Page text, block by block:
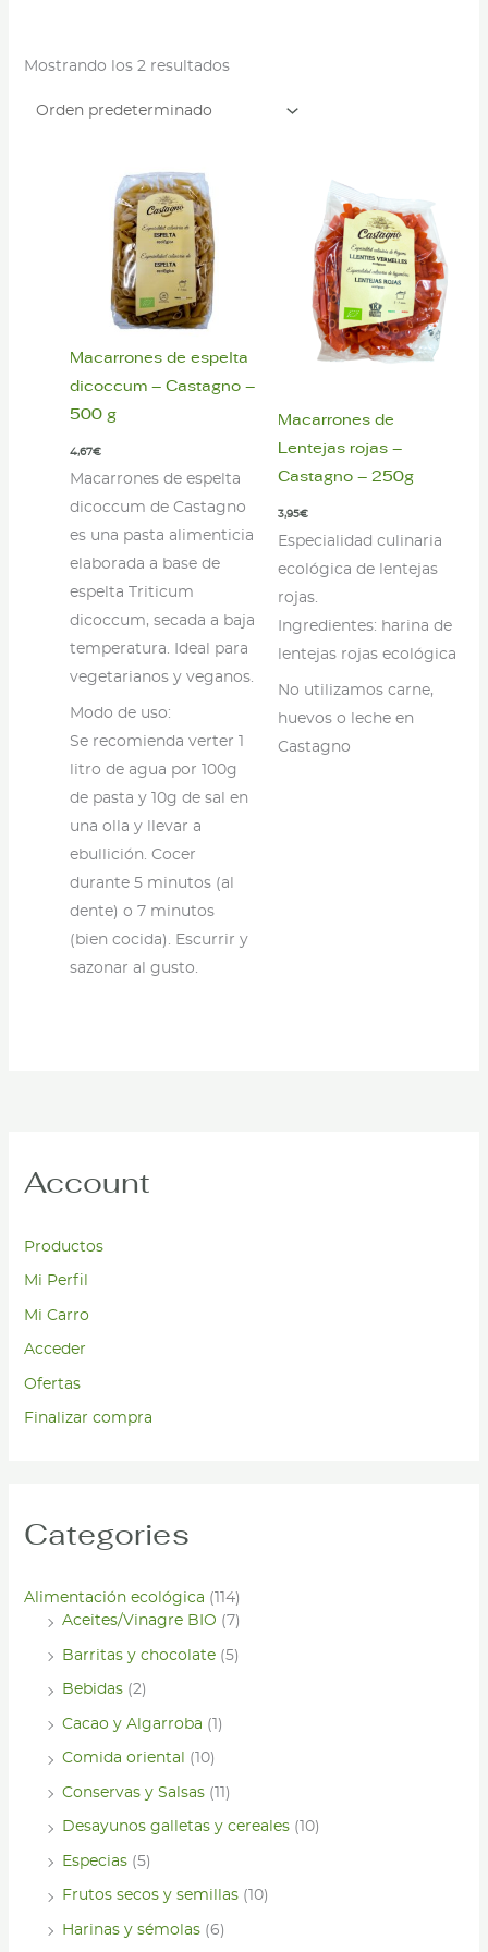
Account
Productos
Mi Perfil
Mi Carro
Acceder
Ofertas
Finalizar compra
Categories
Alimentación ecológica (114)
Aceites/Vinagre BIO (7)
Barritas y chocolate (5)
Bebidas (2)
Cacao y Algarroba (1)
Comida oriental (10)
Conservas y Salsas (11)
Desayunos galletas y cereales (10)
Especias (5)
Frutos secos y semillas (10)
Harinas y sémolas (6)
Mostrando los 2 resultados
Macarrones de espelta
dicoccum – Castagno –
500 g
4,67€
Macarrones de espelta
dicoccum de Castagno
es una pasta alimenticia
elaborada a base de
espelta Triticum
dicoccum, secada a baja
temperatura. Ideal para
vegetarianos y veganos.
Modo de uso:
Se recomienda verter 1
litro de agua por 100g
de pasta y 10g de sal en
una olla y llevar a
ebullición. Cocer
durante 5 minutos (al
dente) o 7 minutos
(bien cocida). Escurrir y
sazonar al gusto.
Macarrones de
Lentejas rojas –
Castagno – 250g
3,95€
Especialidad culinaria
ecológica de lentejas
rojas.
Ingredientes: harina de
lentejas rojas ecológica
No utilizamos carne,
huevos o leche en
Castagno